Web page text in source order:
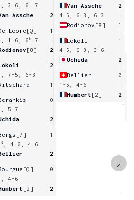
3-6, 6 1 -7
Assche
2
Loore [Q]
1
1-6, 6 6-7
[8] 2
2
7-5, 6-3
1
0
5-7
2
[7]
1
3
, 4-6, 4-6
2
[Q]
0
4-6
[2] 2
Van Assche
2
4-6, 6-3, 6-3
Rodionov [8] 1
Lokoli
1
4-6, 6-3, 3-6
Uchida
2
Bellier
0
1-6, 4-6
Humbert [2] 2